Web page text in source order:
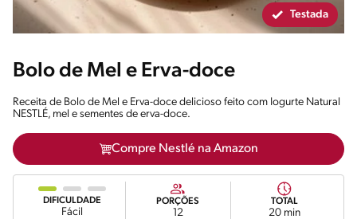
Testada
Bolo de Mel e Erva-doce
Receita de Bolo de Mel e Erva-doce delicioso feito com Iogurte Natural
NESTLÉ, mel e sementes de erva-doce.
Compre Nestlé na Amazon
DIFICULDADE
Fácil
PORÇÕES
12
TOTAL
20 min